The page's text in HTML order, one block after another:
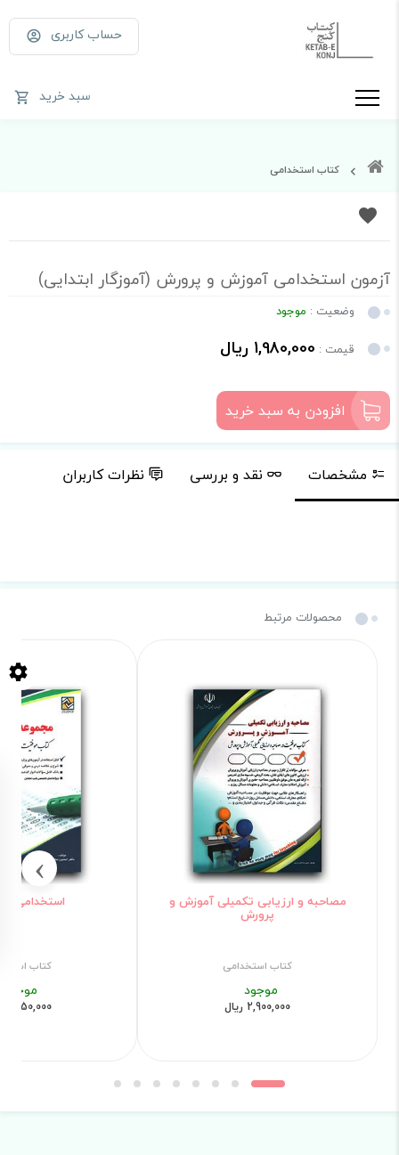
حساب کاربری
سبد خرید
کتاب استخدامی
آزمون استخدامی آموزش و پرورش (آموزگار ابتدایی)
وضعیت : موجود
قیمت : 1,980,000 ریال
افزودن به سبد خرید
مشخصات نقد و بررسی نظرات کاربران
محصولات مرتبط
مصاحبه و ارزیابی تکمیلی آموزش و
پرورش
کتاب استخدامی
موجود
2,900,000 ریال
استخدامی
کتاب
موجود
2,850,000 ریال
›